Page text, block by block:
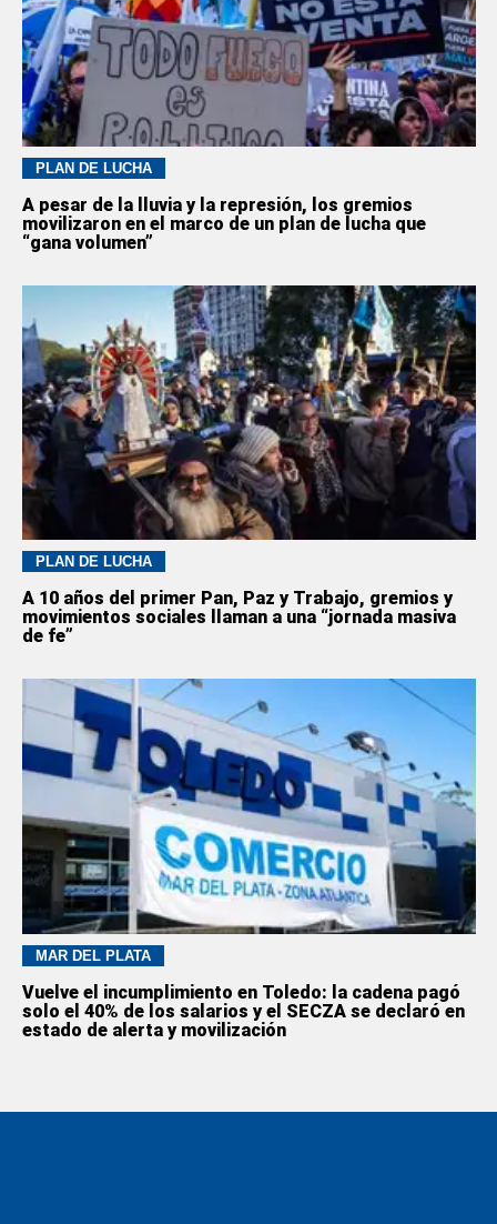
PLAN DE LUCHA
A pesar de la lluvia y la represión, los gremios
movilizaron en el marco de un plan de lucha que
“gana volumen”
PLAN DE LUCHA
A 10 años del primer Pan, Paz y Trabajo, gremios y
movimientos sociales llaman a una “jornada masiva
de fe”
MAR DEL PLATA
Vuelve el incumplimiento en Toledo: la cadena pagó
solo el 40% de los salarios y el SECZA se declaró en
estado de alerta y movilización